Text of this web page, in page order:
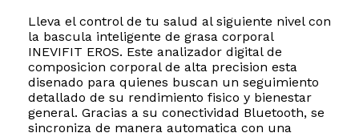
Lleva el control de tu salud al siguiente nivel con
la bascula inteligente de grasa corporal
INEVIFIT EROS. Este analizador digital de
composicion corporal de alta precision esta
disenado para quienes buscan un seguimiento
detallado de su rendimiento fisico y bienestar
general. Gracias a su conectividad Bluetooth, se
sincroniza de manera automatica con una